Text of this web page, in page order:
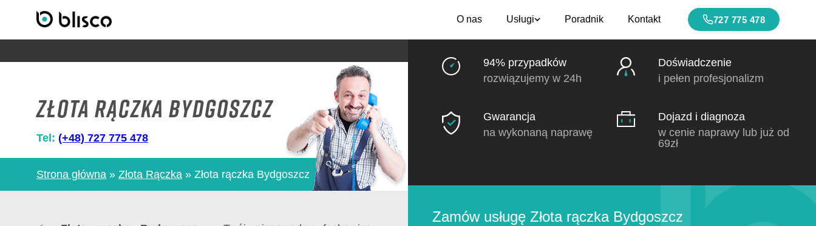
O nas Usługi Poradnik Kontakt 727 775 478
Złota rączka Bydgoszcz
Tel: (+48) 727 775 478
Strona główna » Złota Rączka » Złota rączka Bydgoszcz
94% przypadków
rozwiązujemy w 24h
Doświadczenie
i pełen profesjonalizm
Gwarancja
na wykonaną naprawę
Dojazd i diagnoza
w cenie naprawy lub już od
69zł
Zamów usługę Złota rączka Bydgoszcz